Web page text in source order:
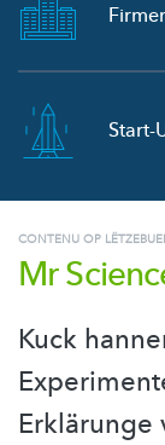
Start-
CONTENU OP
Mr
Kuck
Erklärunge